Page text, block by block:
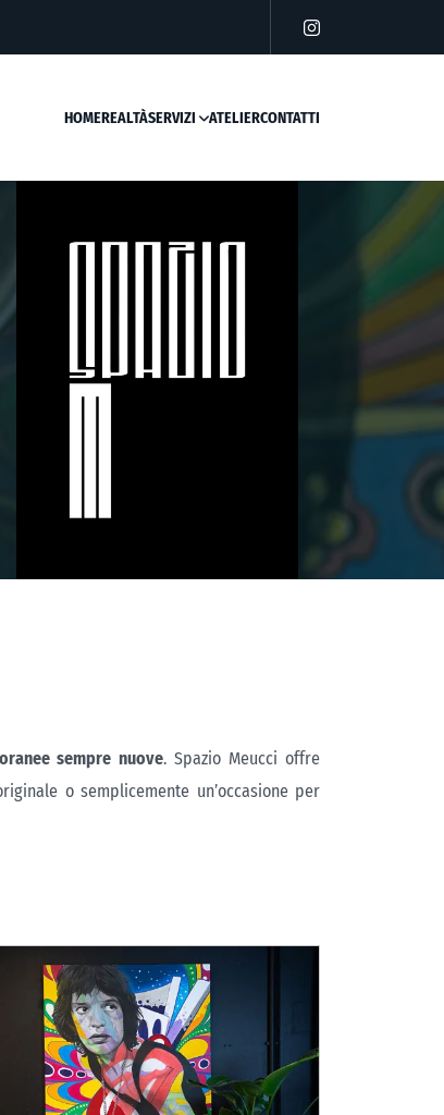
HOMEREALTÀSERVIZI ATELIERCONTATTI
sempre nuove. Spazio Meucci offre
o semplicemente un’occasione per